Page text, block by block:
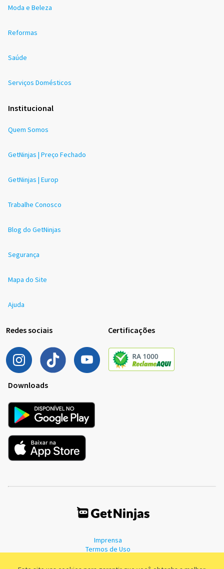
Moda e Beleza
Reformas
Saúde
Serviços Domésticos
Institucional
Quem Somos
GetNinjas | Preço Fechado
GetNinjas | Europ
Trabalhe Conosco
Blog do GetNinjas
Segurança
Mapa do Site
Ajuda
Redes sociais Certificações
Downloads
Imprensa
Termos de Uso